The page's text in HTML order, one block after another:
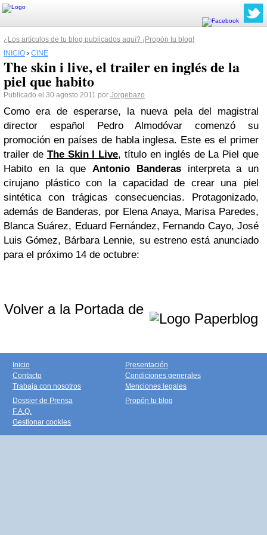
¿Los artículos de tu blog publicados aquí? ¡Propón tu blog!
INICIO › CINE
The skin i live, el trailer en inglés de la
piel que habito
Publicado el 30 agosto 2011 por Jorgebazo
Como era de esperarse, la nueva pela del magistral
director español Pedro Almodóvar comenzó su
promoción en países de habla inglesa. Este es el primer
trailer de The Skin I Live, título en inglés de La Piel que
Habito en la que Antonio Banderasinterpreta a un
cirujano plástico con la capacidad de crear una piel
sintética con trágicas consecuencias. Protagonizado,
además de Banderas, por Elena Anaya, Marisa Paredes,
Blanca Suárez, Eduard Fernández, Fernando Cayo, José
Luis Gómez, Bárbara Lennie, su estreno está anunciado
para el próximo 14 de octubre:
Volver a la Portada de
Inicio
Contacto
Trabaja con nosotros
Presentación
Condiciones generales
Menciones legales
Dossier de Prensa
F.A.Q.
Gestionar cookies
Propón tu blog